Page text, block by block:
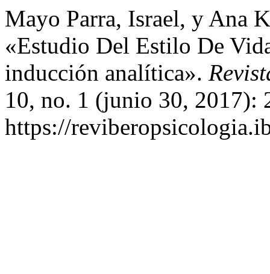
Mayo Parra, Israel, y Ana
«Estudio Del Estilo De
inducción analítica».
10, no. 1 (junio 30, 2017):
https://